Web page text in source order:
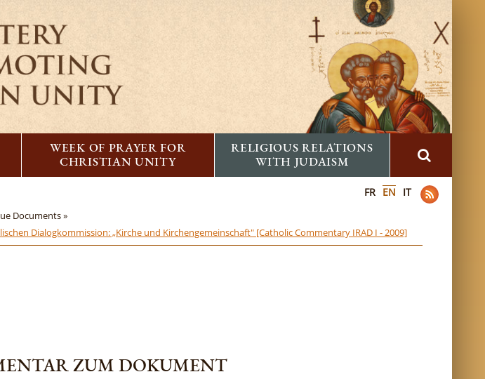
WEEK OF PRAYER FOR
CHRISTIAN UNITY
RELIGIOUS RELATIONS
WITH JUDAISM
FR EN IT
Documents »
Dialogkommission: „Kirche und Kirchengemeinschaft" [Catholic Commentary IRAD I - 2009]
ZUM DOKUMENT